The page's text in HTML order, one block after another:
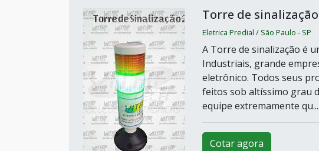
Torre de sinalização
Eletrica Predial / São Paulo - SP
A Torre de sinalização é
Industriais, grande
eletrônico. Todos seus
feitos sob altíssimo grau
equipe extremamente qu...
Cotar agora